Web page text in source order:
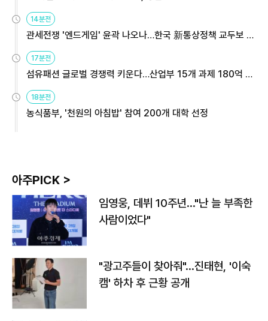
14분전
관세전쟁 '엔드게임' 윤곽 나오나…한국 新통상정책 교두보 활
용해야
17분전
섬유패션 글로벌 경쟁력 키운다…산업부 15개 과제 180억 지
원
18분전
농식품부, '천원의 아침밥' 참여 200개 대학 선정
아주PICK >
임영웅, 데뷔 10주년…"난 늘 부족한
사람이었다"
"광고주들이 찾아줘"…진태현, '이숙
캠' 하차 후 근황 공개